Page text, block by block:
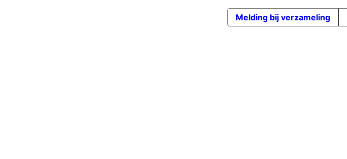
Melding bij verzameling